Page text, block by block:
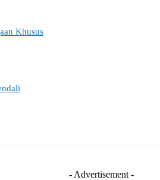
Khusus
- Advertisement -